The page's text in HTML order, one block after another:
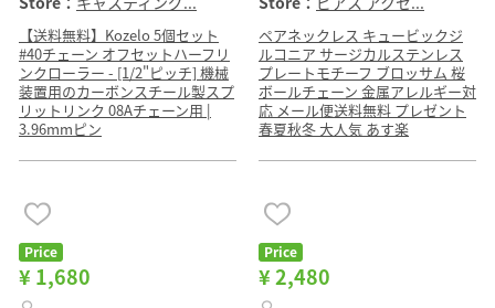
【送料無料】Kozelo 5個セット
#40チェーン オフセットハーフリ
ンクローラー - [1/2"ピッチ] 機械
装置用のカーボンスチール製スプ
リットリンク 08Aチェーン用 |
3.96mmピン
ペアネックレス キュービックジ
ルコニア サージカルステンレス
プレートモチーフ ブロッサム 桜
ボールチェーン 金属アレルギー対
応 メール便送料無料 プレゼント
春夏秋冬 大人気 あす楽
Price
¥ 1,680
Price
¥ 2,480